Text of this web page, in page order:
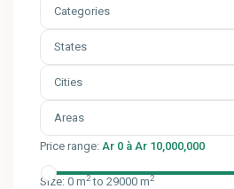
Categories
States
Cities
Areas
Price range: Ar 0 à Ar 10,000,000
Size: 0 m2to 29000 m2